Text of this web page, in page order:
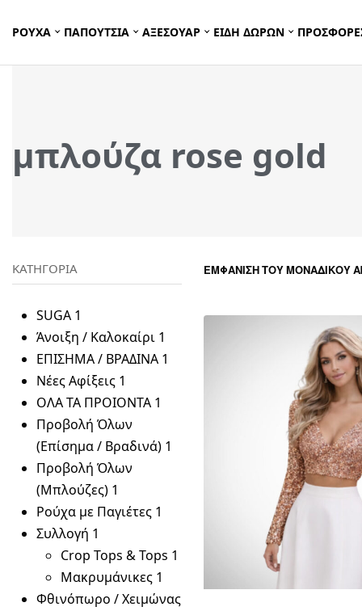
ΡΟΥΧΑ ΠΑΠΟΥΤΣΙΑ ΑΞΕΣΟΥΑΡ ΕΙΔΗ ΔΩΡΩΝ
μπλούζα rose gold
ΚΑΤΗΓΟΡΙΑ
SUGA 1
Άνοιξη / Καλοκαίρι 1
ΕΠΙΣΗΜΑ / ΒΡΑΔΙΝΑ 1
Νέες Αφίξεις 1
ΟΛΑ ΤΑ ΠΡΟΙΟΝΤΑ 1
Προβολή Όλων
(Επίσημα / Βραδινά) 1
Προβολή Όλων
(Μπλούζες) 1
Ρούχα με Παγιέτες 1
Συλλογή 1
Crop Tops & Tops 1
Μακρυμάνικες 1
Φθινόπωρο / Χειμώνας
ΕΜΦΆΝΙΣΗ ΤΟΥ ΜΟΝΑΔΙΚΟΎ